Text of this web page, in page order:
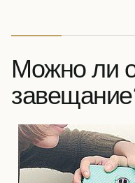
Можно ли